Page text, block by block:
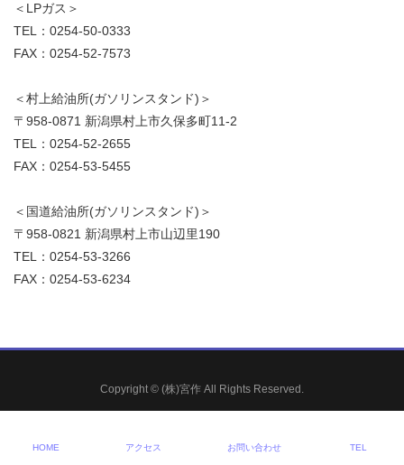
＜LPガス＞
TEL：0254-50-0333
FAX：0254-52-7573
＜村上給油所(ガソリンスタンド)＞
〒958-0871 新潟県村上市久保多町11-2
TEL：0254-52-2655
FAX：0254-53-5455
＜国道給油所(ガソリンスタンド)＞
〒958-0821 新潟県村上市山辺里190
TEL：0254-53-3266
FAX：0254-53-6234
Copyright © (株)宮作 All Rights Reserved.
HOME アクセス お問い合わせ TEL